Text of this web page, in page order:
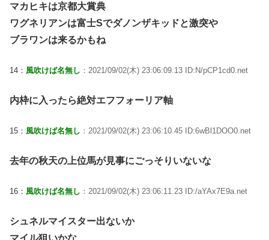
マカヒキは京都大賞典
ワグネリアンは富士Sでダノンザキッドと激突や
ブラワンは来るかもね
14： 風吹けば名無し ：2021/09/02(木) 23:06:09.13 ID:N/pCP1cd0.net
内枠に入ったら絶対エフフォーリア軸
15： 風吹けば名無し ：2021/09/02(木) 23:06:10.45 ID:6wBl1DOO0.net
去年の秋天の上位馬が見事にごっそりいないな
16： 風吹けば名無し ：2021/09/02(木) 23:06:11.23 ID:/aYAx7E9a.net
シュネルマイスター出ないか
マイル狙いかな